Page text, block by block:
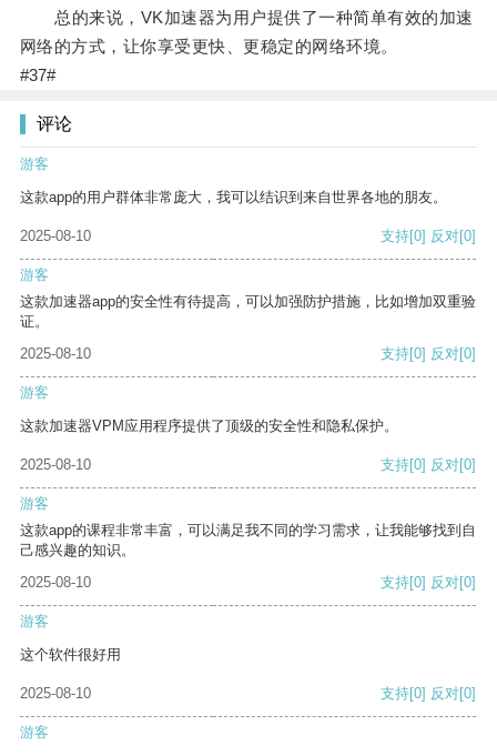
总的来说，VK加速器为用户提供了一种简单有效的加速
网络的方式，让你享受更快、更稳定的网络环境。
#37#
评论
游客
这款app的用户群体非常庞大，我可以结识到来自世界各地的朋友。
2025-08-10 支持[0] 反对[0]
游客
这款加速器app的安全性有待提高，可以加强防护措施，比如增加双重验
证。
2025-08-10
支持[0] 反对[0]
游客
这款加速器VPM应用程序提供了顶级的安全性和隐私保护。
2025-08-10 支持[0] 反对[0]
游客
这款app的课程非常丰富，可以满足我不同的学习需求，让我能够找到自
己感兴趣的知识。
2025-08-10
支持[0] 反对[0]
游客
这个软件很好用
2025-08-10 支持[0] 反对[0]
游客